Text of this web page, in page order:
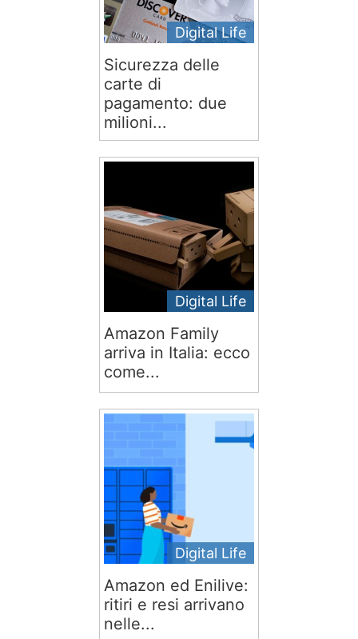
Digital Life
Sicurezza delle
carte di
pagamento: due
milioni...
Digital Life
Amazon Family
arriva in Italia: ecco
come...
Digital Life
Amazon ed Enilive:
ritiri e resi arrivano
nelle...